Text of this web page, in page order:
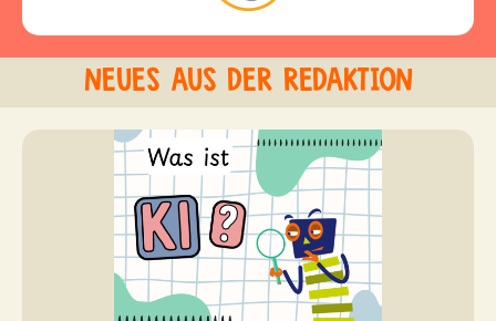
NEUES AUS DER REDAKTION